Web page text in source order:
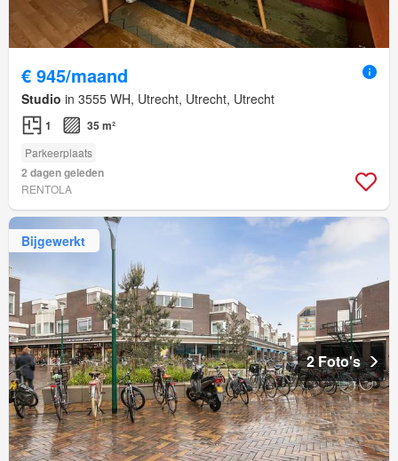
€ 945/maand
Studio in 3555 WH, Utrecht, Utrecht, Utrecht
1 35 m²
Parkeerplaats
2 dagen geleden
RENTOLA
Bijgewerkt
2 Foto's